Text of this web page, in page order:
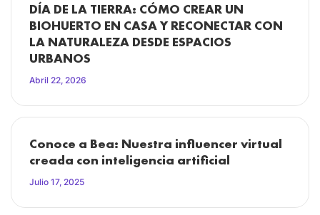
DÍA DE LA TIERRA: CÓMO CREAR UN
BIOHUERTO EN CASA Y RECONECTAR CON
LA NATURALEZA DESDE ESPACIOS
URBANOS
Abril 22, 2026
Conoce a Bea: Nuestra influencer virtual
creada con inteligencia artificial
Julio 17, 2025